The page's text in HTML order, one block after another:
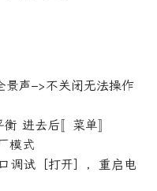
景声–>不关闭无法操作
进去后〚菜单〛
模式
调试［打开］，重启电